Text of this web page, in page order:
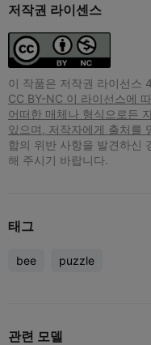
저작권 라이센스
이 작품은 저작권 라이선스
CC BY-NC 이 라이선스에
어떠한 매체나 형식으로든
있으며, 저작자에게 출처를
합의 위반 사항을 발견하신
해 주시기 바랍니다.
태그
bee puzzle
관련 모델